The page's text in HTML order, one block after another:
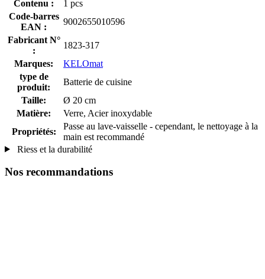
Contenu :
1 pcs
Code-barres
EAN :
9002655010596
Fabricant N°
:
1823-317
Marques:
KELOmat
type de
produit:
Batterie de cuisine
Taille:
Ø 20 cm
Matière:
Verre, Acier inoxydable
Propriétés:
Passe au lave-vaisselle - cependant, le nettoyage à la
main est recommandé
Riess et la durabilité
Nos recommandations